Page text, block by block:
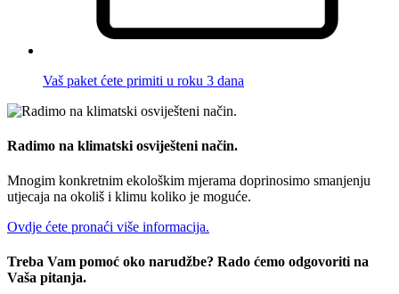
Vaš paket ćete primiti u roku 3 dana
Radimo na klimatski osviješteni način.
Mnogim konkretnim ekološkim mjerama doprinosimo smanjenju
utjecaja na okoliš i klimu koliko je moguće.
Ovdje ćete pronaći više informacija.
Treba Vam pomoć oko narudžbe? Rado ćemo odgovoriti na
Vaša pitanja.